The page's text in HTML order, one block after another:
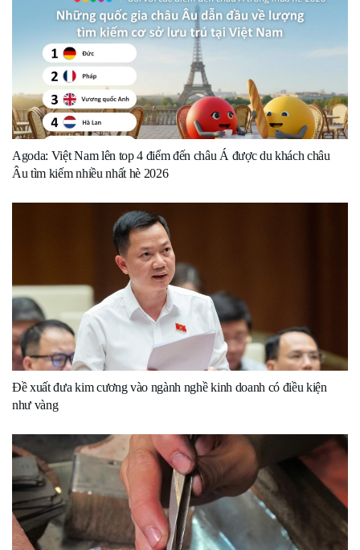
Agoda: Việt Nam lên top 4 điểm đến châu Á được du khách châu
Âu tìm kiếm nhiều nhất hè 2026
Đề xuất đưa kim cương vào ngành nghề kinh doanh có điều kiện
như vàng